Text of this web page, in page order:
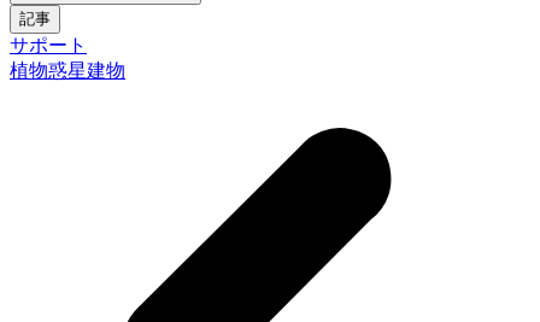
記事
サポート
植物惑星建物